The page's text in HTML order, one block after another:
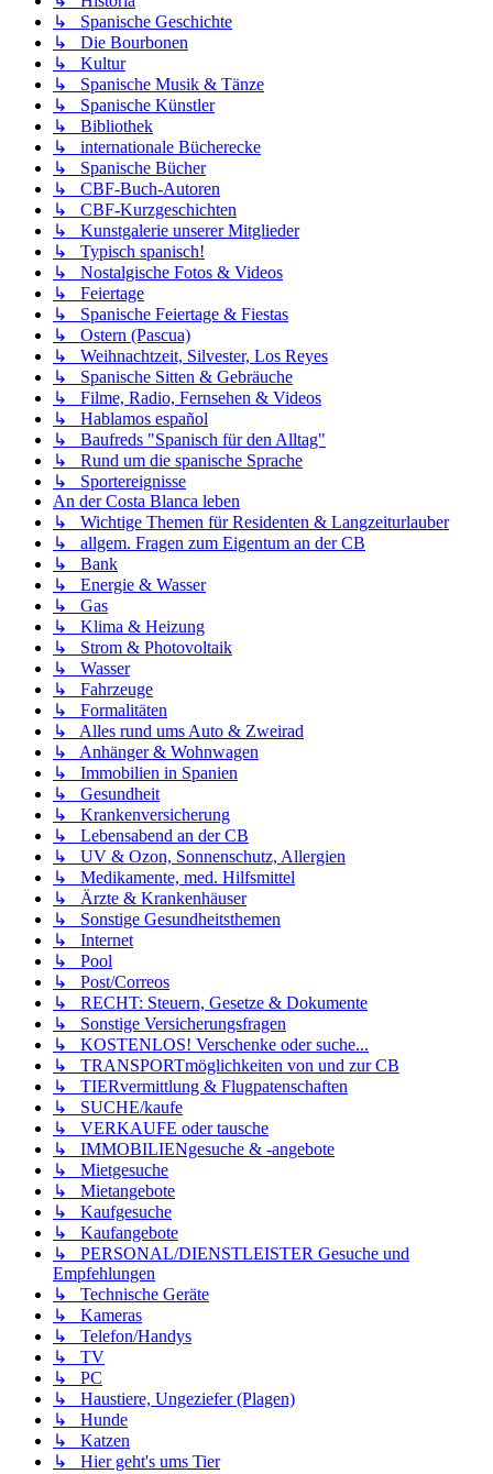
↳ Spanische Geschichte
↳ Die Bourbonen
↳ Kultur
↳ Spanische Musik & Tänze
↳ Spanische Künstler
↳ Bibliothek
↳ internationale Bücherecke
↳ Spanische Bücher
↳ CBF-Buch-Autoren
↳ CBF-Kurzgeschichten
↳ Kunstgalerie unserer Mitglieder
↳ Typisch spanisch!
↳ Nostalgische Fotos & Videos
↳ Feiertage
↳ Spanische Feiertage & Fiestas
↳ Ostern (Pascua)
↳ Weihnachtzeit, Silvester, Los Reyes
↳ Spanische Sitten & Gebräuche
↳ Filme, Radio, Fernsehen & Videos
↳ Hablamos español
↳ Baufreds "Spanisch für den Alltag"
↳ Rund um die spanische Sprache
↳ Sportereignisse
An der Costa Blanca leben
↳ Wichtige Themen für Residenten & Langzeiturlauber
↳ allgem. Fragen zum Eigentum an der CB
↳ Bank
↳ Energie & Wasser
↳ Gas
↳ Klima & Heizung
↳ Strom & Photovoltaik
↳ Wasser
↳ Fahrzeuge
↳ Formalitäten
↳ Alles rund ums Auto & Zweirad
↳ Anhänger & Wohnwagen
↳ Immobilien in Spanien
↳ Gesundheit
↳ Krankenversicherung
↳ Lebensabend an der CB
↳ UV & Ozon, Sonnenschutz, Allergien
↳ Medikamente, med. Hilfsmittel
↳ Ärzte & Krankenhäuser
↳ Sonstige Gesundheitsthemen
↳ Internet
↳ Pool
↳ Post/Correos
↳ RECHT: Steuern, Gesetze & Dokumente
↳ Sonstige Versicherungsfragen
↳ KOSTENLOS! Verschenke oder suche...
↳ TRANSPORTmöglichkeiten von und zur CB
↳ TIERvermittlung & Flugpatenschaften
↳ SUCHE/kaufe
↳ VERKAUFE oder tausche
↳ IMMOBILIENgesuche & -angebote
↳ Mietgesuche
↳ Mietangebote
↳ Kaufgesuche
↳ Kaufangebote
↳ PERSONAL/DIENSTLEISTER Gesuche und
Empfehlungen
↳ Technische Geräte
↳ Kameras
↳ Telefon/Handys
↳ TV
↳ PC
↳ Haustiere, Ungeziefer (Plagen)
↳ Hunde
↳ Katzen
↳ Hier geht's ums Tier